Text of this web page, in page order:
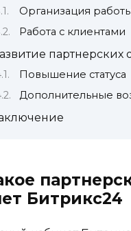
Организация
Работа с клиентами
партнерских
Повышение статуса
Дополнительные
Битрикс24